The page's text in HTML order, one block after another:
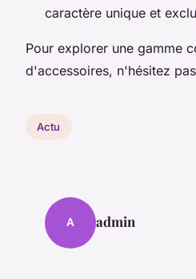
caractère unique et
Pour explorer une gamme
d'accessoires, n'hésitez
Actu
A admin